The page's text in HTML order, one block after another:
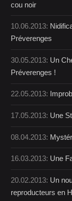
cou noir
10.06.2013:
Préverenges
30.05.2013: Un
Préverenges !
22.05.2013:
17.05.2013: Une
08.04.2013:
16.03.2013: Une
20.02.2013: Un
reproducteurs en